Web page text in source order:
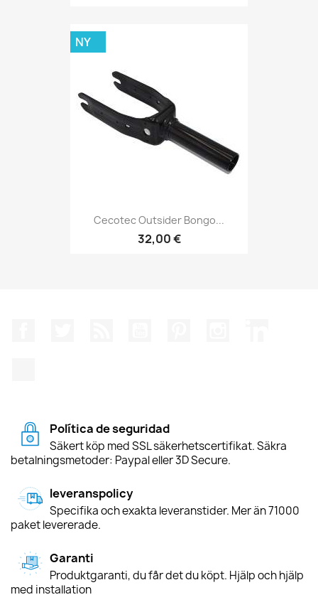
Cecotec Outsider Bongo...
32,00 €
NY
Política de seguridad
Säkert köp med SSL säkerhetscertifikat. Säkra
betalningsmetoder: Paypal eller 3D Secure.
leveranspolicy
Specifika och exakta leveranstider. Mer än 71000
paket levererade.
Garanti
Produktgaranti, du får det du köpt. Hjälp och hjälp
med installation